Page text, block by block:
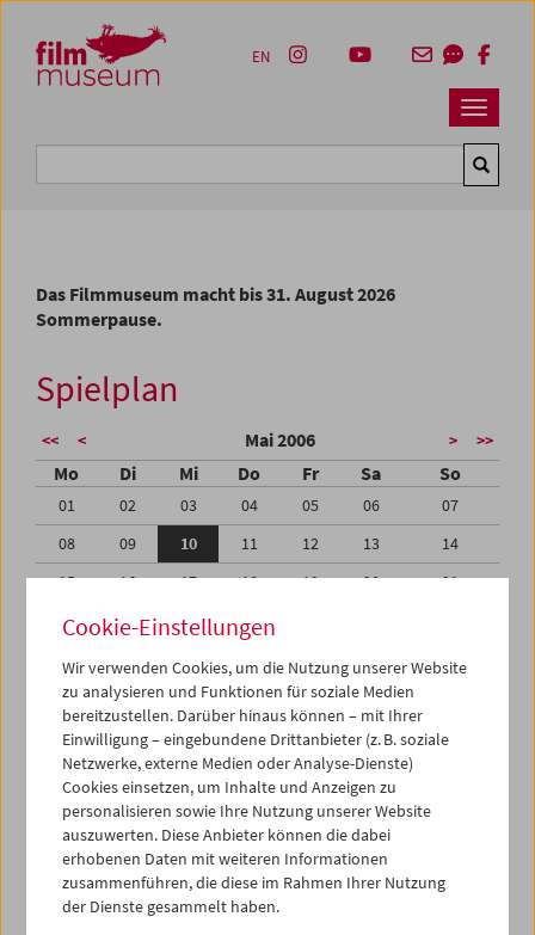
Zum Inhalt
Zum Hauptmenü
Zur Servicenavigation
Zum Suche
Navbar
EN
Das Filmmuseum macht bis 31. August 2026
Sommerpause.
Spielplan
<< < Mai 2006 > >>
Mo Di Mi Do Fr Sa So
01 02 03 04 05 06
07
08
09 10 11 12 13
14
15
16 17 18 19 20
21
22
23 24 25
29
31 02
04
05
06 07 08 09 10
iCalender
Programmheft-PDF
English language or subtitles
< Vorherige Woche
Cookie-Einstellungen
Wir verwenden Cookies, um die Nutzung unserer Website
zu analysieren und Funktionen für soziale Medien
bereitzustellen. Darüber hinaus können – mit Ihrer
Einwilligung – eingebundene Drittanbieter (z. B. soziale
Netzwerke, externe Medien oder Analyse-Dienste)
Cookies einsetzen, um Inhalte und Anzeigen zu
personalisieren sowie Ihre Nutzung unserer Website
auszuwerten. Diese Anbieter können die dabei
erhobenen Daten mit weiteren Informationen
zusammenführen, die diese im Rahmen Ihrer Nutzung
der Dienste gesammelt haben.